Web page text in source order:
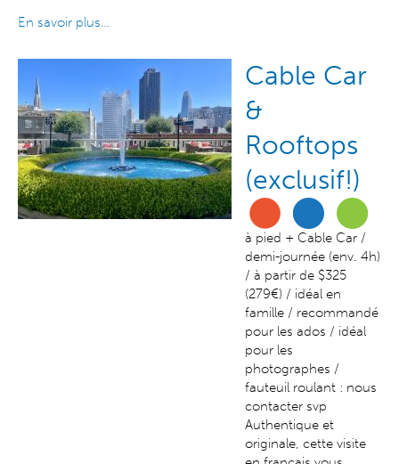
En savoir plus…
Cable Car
&
Rooftops
(exclusif!)
à pied + Cable Car /
demi-journée (env. 4h)
/ à partir de $325
(279€) / idéal en
famille / recommandé
pour les ados / idéal
pour les
photographes /
fauteuil roulant : nous
contacter svp
Authentique et
originale, cette visite